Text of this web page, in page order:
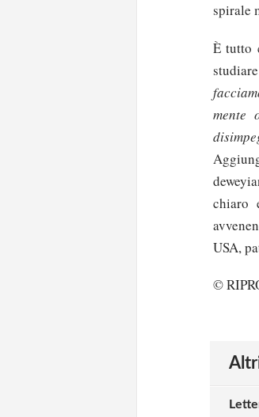
spirale
È tutto
mente
chiaro
USA,
©